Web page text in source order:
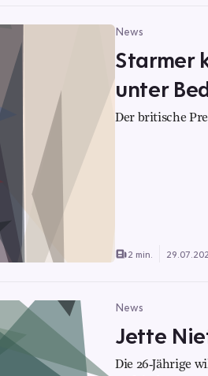
News
Starmer
unter
Der britische
2 min.
News
Jette
Die 26‑Jährige